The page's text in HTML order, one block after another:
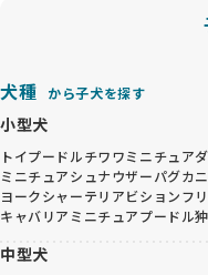
犬種 から子犬を探す
小型犬
トイプードルチワワミニチュア
ミニチュアシュナウザーパグカ
ヨークシャーテリアビションフ
キャバリア ミニチュアプードル
中型犬